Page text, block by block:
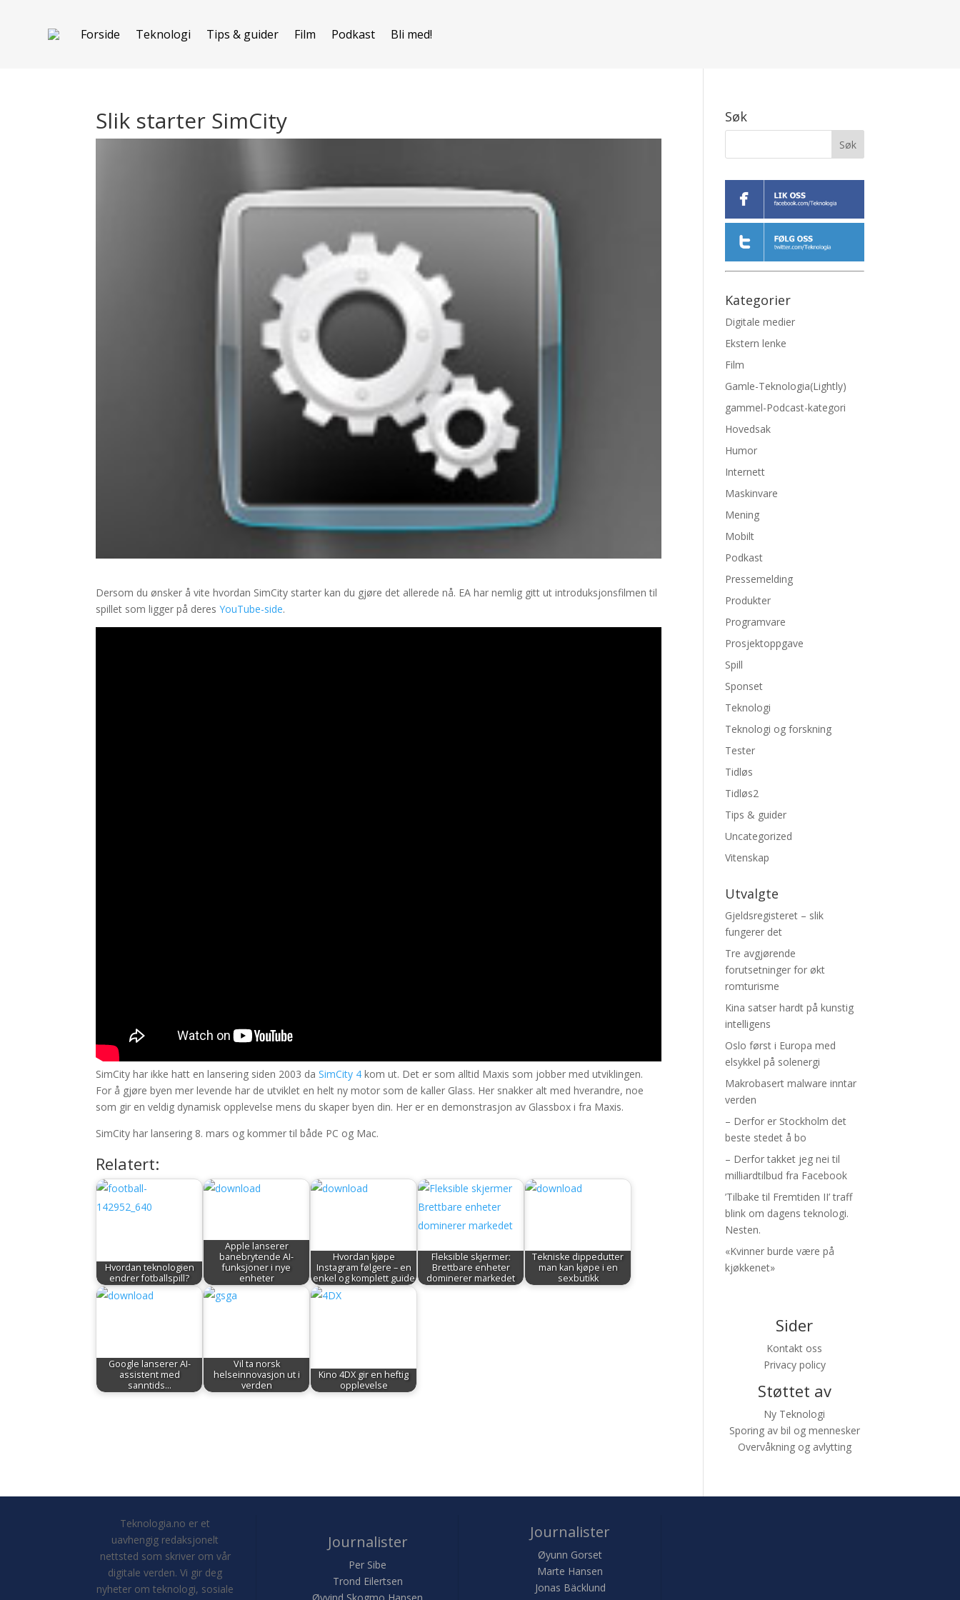
Forside Teknologi Tips & guider Film Podkast Bli med!
Slik starter SimCity
Dersom du ønsker å vite hvordan SimCity starter kan du gjøre det allerede nå. EA har nemlig gitt ut introduksjonsfilmen til
spillet som ligger på deresYouTube-side.
SimCity har ikke hatt en lansering siden 2003 daSimCity 4 kom ut. Det er som alltid Maxis som jobber med utviklingen.
For å gjøre byen mer levende har de utviklet en helt ny motor som de kaller Glass. Her snakker alt med hverandre, noe
som gir en veldig dynamisk opplevelse mens du skaper byen din. Her er en demonstrasjon av Glassbox i fra Maxis.
SimCity har lansering 8. mars og kommer til både PC og Mac.
Relatert:
Hvordan teknologien
endrer fotballspill?
Apple lanserer
banebrytende AI-
funksjoner i nye
enheter
Hvordan kjøpe
Instagram følgere – en
enkel og komplett guide
Fleksible skjermer:
Brettbare enheter
dominerer markedet
Tekniske dippedutter
man kan kjøpe i en
sexbutikk
Google lanserer AI-
assistent med
sanntids…
Vil ta norsk
helseinnovasjon ut i
verden
Kino 4DX gir en heftig
opplevelse
Søk
Kategorier
Digitale medier
Ekstern lenke
Film
Gamle-Teknologia(Lightly)
gammel-Podcast-kategori
Hovedsak
Humor
Internett
Maskinvare
Mening
Mobilt
Podkast
Pressemelding
Produkter
Programvare
Prosjektoppgave
Spill
Sponset
Teknologi
Teknologi og forskning
Tester
Tidløs
Tidløs2
Tips & guider
Uncategorized
Vitenskap
Utvalgte
Gjeldsregisteret – slik
fungerer det
Tre avgjørende
forutsetninger for økt
romturisme
Kina satser hardt på kunstig
intelligens
Oslo først i Europa med
elsykkel på solenergi
Makrobasert malware inntar
verden
– Derfor er Stockholm det
beste stedet å bo
– Derfor takket jeg nei til
milliardtilbud fra Facebook
’Tilbake til Fremtiden II’ traff
blink om dagens teknologi.
Nesten.
«Kvinner burde være på
kjøkkenet»
Sider
Kontakt oss
Privacy policy
Støttet av
Ny Teknologi
Sporing av bil og mennesker
Overvåkning og avlytting
Teknologia.no er et
uavhengig redaksjonelt
nettsted som skriver om vår
digitale verden. Vi gir deg
nyheter om teknologi, sosiale
Journalister
Per Sibe
Trond Eilertsen
Journalister
Øyunn Gorset
Marte Hansen
Jonas Bäcklund